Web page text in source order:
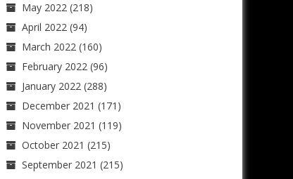
May 2022(218)
April 2022(94)
March 2022(160)
February 2022(96)
January 2022(288)
December 2021 (171)
November 2021 (119)
October 2021 (215)
September 2021 (215)